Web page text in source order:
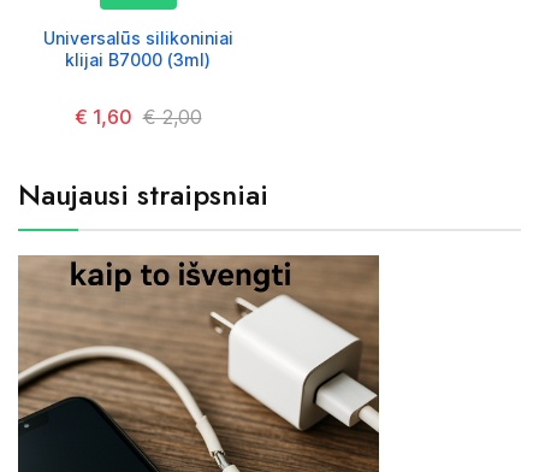
Universalūs silikoniniai
klijai B7000 (3ml)
Kaina
€ 1,60 Kaina
€ 2,00
Naujausi straipsniai